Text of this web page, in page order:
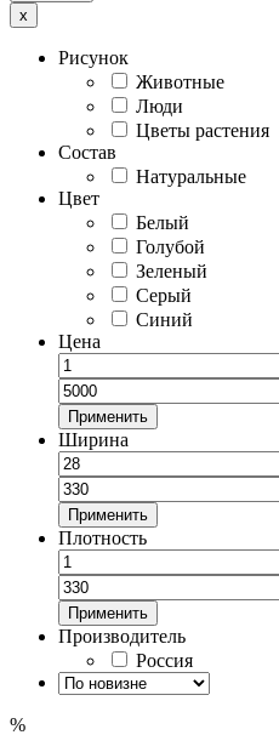
x
Рисунок
Животные
Люди
Цветы растения
Состав
Натуральные
Цвет
Белый
Голубой
Зеленый
Серый
Синий
Цена
Применить
Ширина
Применить
Плотность
Применить
Производитель
Россия
%